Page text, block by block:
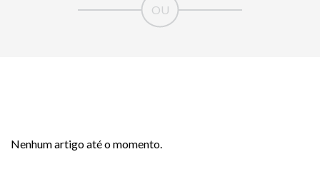
Nenhum artigo até o momento.